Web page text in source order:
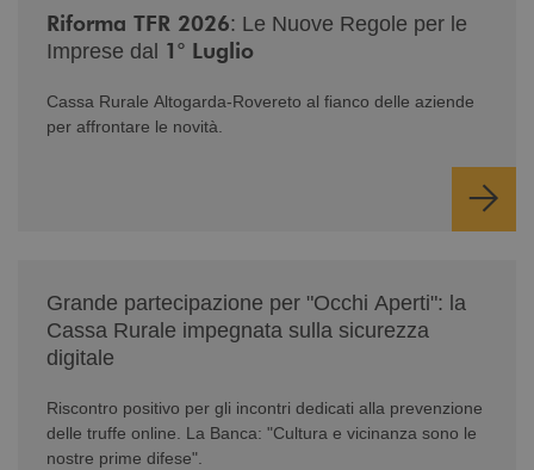
Riforma TFR 2026: Le Nuove Regole per le
Imprese dal 1° Luglio
Cassa Rurale Altogarda-Rovereto al fianco delle aziende
per affrontare le novità.
Grande partecipazione per "Occhi Aperti": la
Cassa Rurale impegnata sulla sicurezza
digitale
Riscontro positivo per gli incontri dedicati alla prevenzione
delle truffe online. La Banca: "Cultura e vicinanza sono le
nostre prime difese".